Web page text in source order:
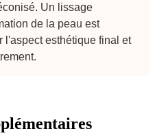
Un lissage
de la peau est
l'aspect esthétique final et